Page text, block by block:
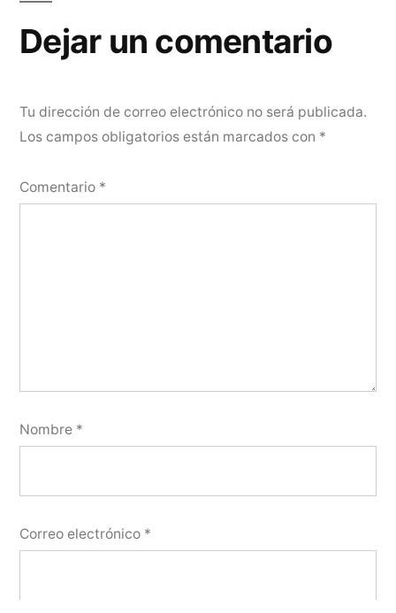
entradas
Dejar un comentario
Tu dirección de correo electrónico no será publicada.
Los campos obligatorios están marcados con *
Comentario *
Nombre *
Correo electrónico *